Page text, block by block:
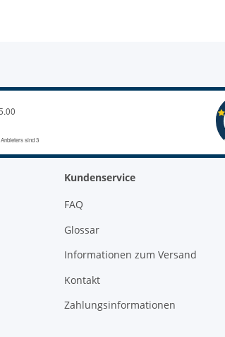
Kundenservice
FAQ
Glossar
Informationen zum Versand
Kontakt
Zahlungsinformationen